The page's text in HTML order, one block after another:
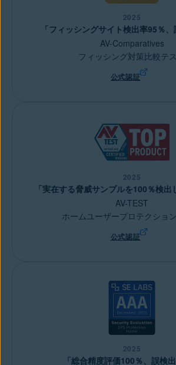
2025
「フィッシングサイト検出率95％、
AV-Comparatives
フィッシング対策比較テ
公式認証
2025
「実在する脅威サンプルを100％検出
AV-TEST
ホームユーザープロテクショ
公式認証
2025
「総合精度評価100％、誤検出